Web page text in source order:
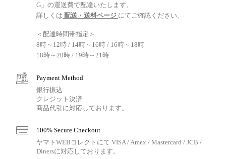
G」の運送費で配達いたします。
詳しくは 配送・送料ページ にてご確認ください。
＜配達時間帯指定＞
8時～12時 / 14時～16時 / 16時～18時
18時～20時 / 19時～21時
Payment Method
銀行振込
クレジット決済
商品代引に対応しております。
100% Secure Checkout
ヤマトWEBコレクトにて VISA / Amex / Mastercard / JCB /
Dinersに対応しております。